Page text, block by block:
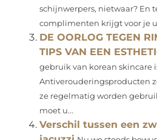
schijnwerpers, nietwaar? En
complimenten krijgt voor je
DE OORLOG TEGEN
TIPS VAN EEN
gebruik van korean skincare
Antiverouderingsproducten
ze regelmatig worden
moet u...
Verschil tussen een